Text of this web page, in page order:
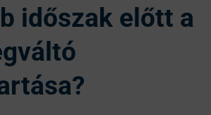
időszak előtt a